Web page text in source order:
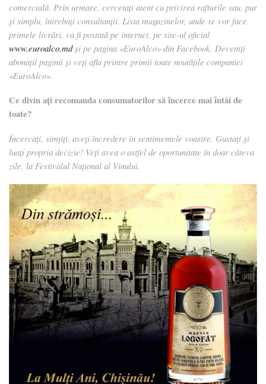
comercială. Prin urmare, cercetaţi atent cu privirea rafturile sau, pur
şi simplu, întrebați consultanţii. Lista magazinelor, unde se vor face
primele livrări, va fi postată pe internet, pe site-ul oficial
www.euroalco.md și pe pagina «EuroAlco» din Facebook. Deveniți
abonaţii paginii și veţi afla printre primii toate noutățile companiei
«EuroAlco».
Ce divin aţi recomanda consumatorilor să încerce mai întâi de
toate?
Încercați, simțiți, aveți încredere în sentimentele voastre. Gustați și
luați propria decizie! Veți avea o astfel de oportunitate în doar câteva
zile, la Festivalul Național al Vinului.